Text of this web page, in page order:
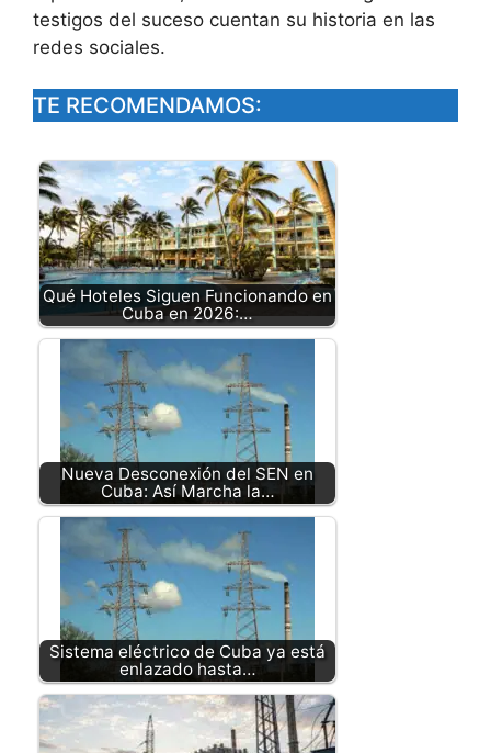
testigos del suceso cuentan su historia en las
redes sociales.
TE RECOMENDAMOS:
Qué Hoteles Siguen Funcionando en
Cuba en 2026:…
Nueva Desconexión del SEN en
Cuba: Así Marcha la…
Sistema eléctrico de Cuba ya está
enlazado hasta…